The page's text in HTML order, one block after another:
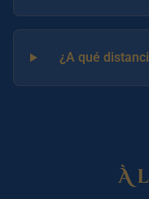
¿A qué
À